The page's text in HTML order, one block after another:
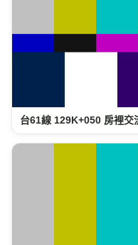
台61線 129K+050 房裡交